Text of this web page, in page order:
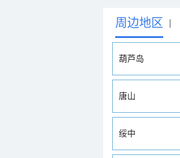
周边地区 |
葫芦岛
唐山
绥中